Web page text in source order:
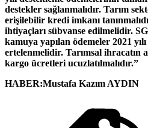
destekler sağlanmalıdır. Tarım
erişilebilir kredi imkanı
ihtiyaçları sübvanse edilmelidir.
kamuya yapılan ödemeler 2021
ertelenmelidir. Tarımsal ihracatın
kargo ücretleri ucuzlatılmalıdır.”
HABER:Mustafa Kazım AYDIN